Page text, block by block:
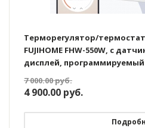
Терморегулятор/
FUJIHOME FHW-550W, с
дисплей, программируемый
Яндекс Алисой
7 000.00руб.
4 900.00 руб.